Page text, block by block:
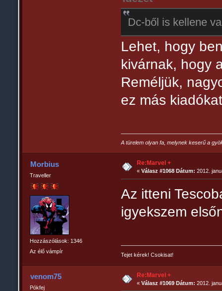
Dc-ből is kellene
Lehet, hogy
kivárnak, hogy
Reméljük,
ez más
A türelem olyan fa, melynek keserű a
Morbius
Traveller
Hozzászólások: 1346
Az élő vámpír
Re:Marvel +
«Válasz #1068 Dátum: 2012.
Az itteni
igyekszem
Tejet kérek! Csokisat!
venom75
Pókfej
Re:Marvel +
«Válasz #1069 Dátum: 2012.